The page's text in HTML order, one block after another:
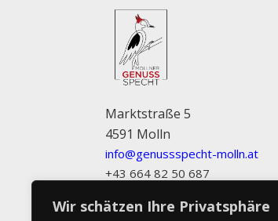
Wir schätzen Ihre Privatsphäre
Marktstraße 5
4591 Molln
info@genussspecht-molln.at
+43 664 82 50 687